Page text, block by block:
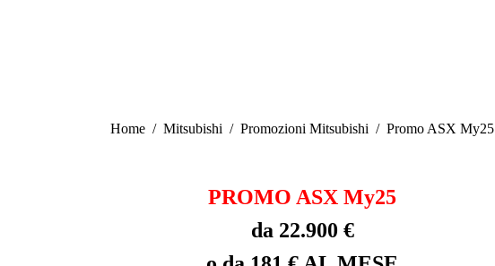
Tu sei qui:
Home Mitsubishi Promozioni Mitsubishi Promo ASX My25
PROMO ASX My25
da 22.900 €